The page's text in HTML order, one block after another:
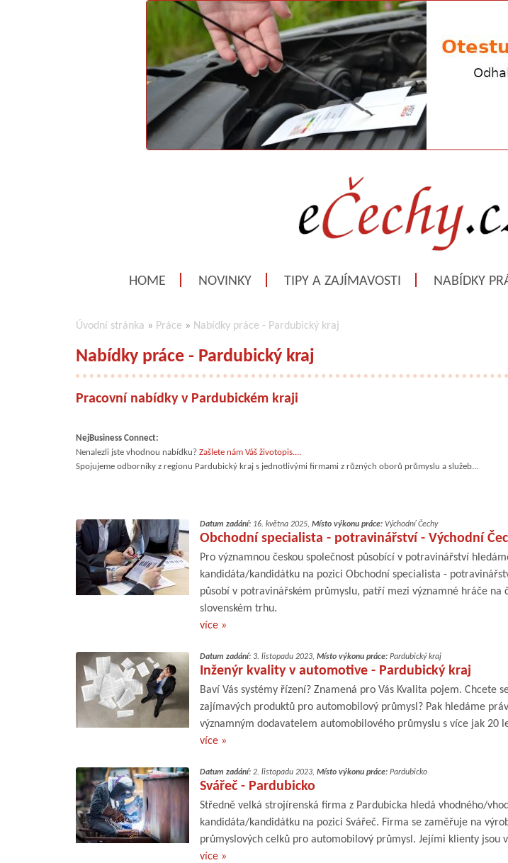
HOME NOVINKY TIPY A ZAJÍMAVOSTI NABÍDKY
Úvodní stránka » Práce » Nabídky práce - Pardubický kraj
Nabídky práce - Pardubický kraj
Pracovní nabídky v Pardubickém kraji
NejBusiness Connect:
Nenalezli jste vhodnou nabídku? Zašlete nám Váš životopis....
Spojujeme odborníky z regionu Pardubický kraj s jednotlivými firmami z různých oborů průmyslu a služeb...
Datum zadání: 16. května 2025, Místo výkonu práce: Východní Čechy
Obchodní specialista - potravinářství - Východní
Pro významnou českou společnost působící v potravinářství
kandidáta/kandidátku na pozici Obchodní specialista -
působí v potravinářském průmyslu, patří mezi významné hráče na
slovenském trhu.
více »
Datum zadání: 3. listopadu 2023, Místo výkonu práce: Pardubický kraj
Inženýr kvality v automotive - Pardubický kraj
Baví Vás systémy řízení? Znamená pro Vás Kvalita pojem. Chcete
zajímavých produktů pro automobilový průmysl? Pak hledáme
významným dodavatelem automobilového průmyslu s více jak 20
více »
Datum zadání: 2. listopadu 2023, Místo výkonu práce: Pardubicko
Svářeč - Pardubicko
Středně velká strojírenská firma z Pardubicka hledá vhodného/
kandidáta/kandidátku na pozici Svářeč. Firma se zaměřuje na
průmyslových celků pro automobilový průmysl. Jejími klienty jsou
více »